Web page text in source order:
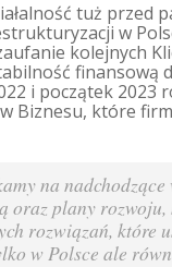
tuż
w
kolejnych
finansową
i początek
Biznesu, które
na
oraz plany
rozwiązań,
w Polsce ale